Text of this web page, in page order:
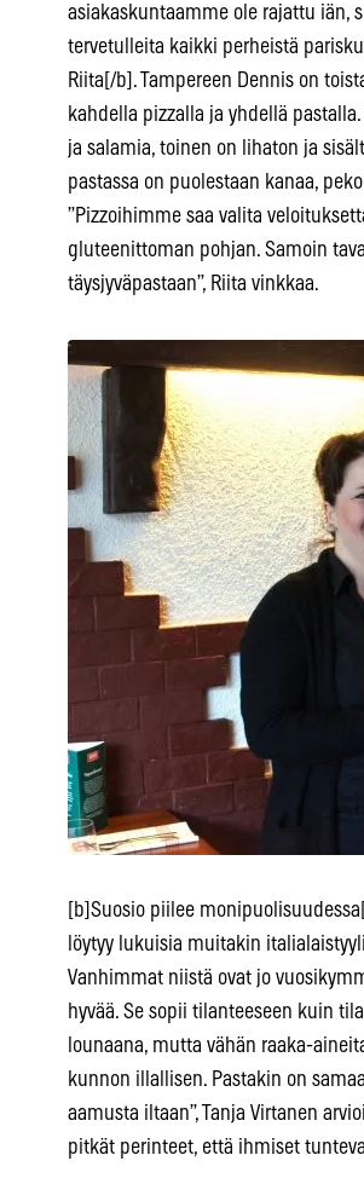
asiakaskuntaamme ole rajattu iän,
tervetulleita kaikki perheistä
Riita[/b]. Tampereen Dennis on
kahdella pizzalla ja yhdellä
ja salamia, toinen on lihaton ja
pastassa on puolestaan kanaa,
”Pizzoihimme saa valita
gluteenittoman pohjan. Samoin
täysjyväpastaan”, Riita vinkkaa.
[b]Suosio piilee
löytyy lukuisia muitakin
Vanhimmat niistä ovat jo
hyvää. Se sopii tilanteeseen kuin
lounaana, mutta vähän raaka-
kunnon illallisen. Pastakin on
aamusta iltaan”, Tanja Virtanen
pitkät perinteet, että ihmiset